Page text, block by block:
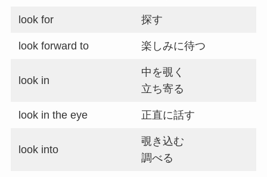
look for 探す
look forward to 楽しみに待つ
look in
中を覗く
立ち寄る
look in the eye 正直に話す
look into
覗き込む
調べる